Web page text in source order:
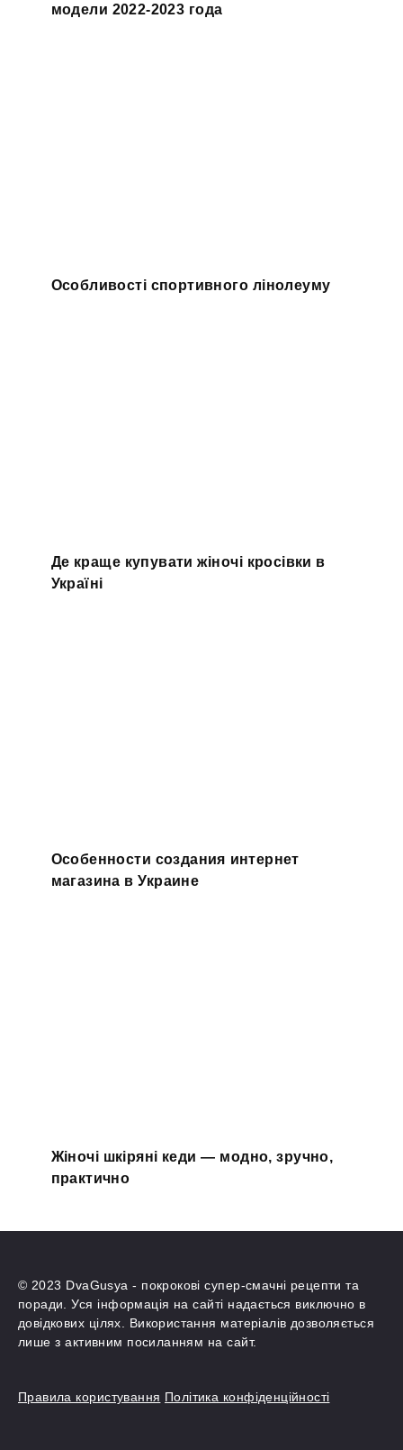
модели 2022-2023 года
Особливості спортивного лінолеуму
Де краще купувати жіночі кросівки в
Україні
Особенности создания интернет
магазина в Украине
Жіночі шкіряні кеди — модно, зручно,
практично
© 2023 DvaGusya - покрокові супер-смачні рецепти та
поради. Уся інформація на сайті надається виключно в
довідкових цілях. Використання матеріалів дозволяється
лише з активним посиланням на сайт.
Правила користування Політика конфіденційності